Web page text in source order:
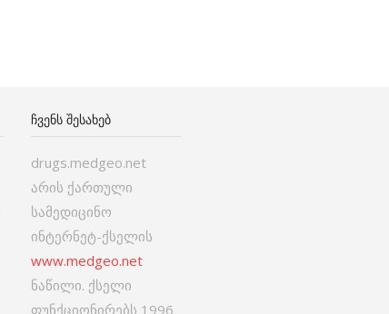
ᲩᲕᲔᲜᲡ ᲨᲔᲡᲐᲮᲔᲑ
drugs.medgeo.net
არის ქართული
სამედიცინო
ინტერნეტ-ქსელის
www.medgeo.net
ნაწილი. ქსელი
ფუნქციონირებს 1996